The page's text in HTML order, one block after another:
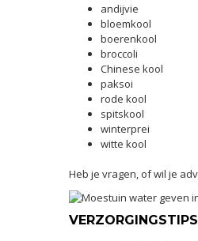
andijvie
bloemkool
boerenkool
broccoli
Chinese kool
paksoi
rode kool
spitskool
winterprei
witte kool
Heb je vragen, of wil je